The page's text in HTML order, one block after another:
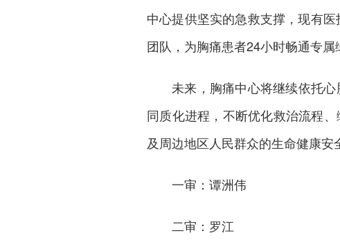
中心提供坚实的急救支撑，现有
团队，为胸痛患者24小时畅通专属
未来，胸痛中心将继续依托
同质化进程，不断优化救治流程
及周边地区人民群众的生命健康安
一审：谭洲伟
二审：罗江